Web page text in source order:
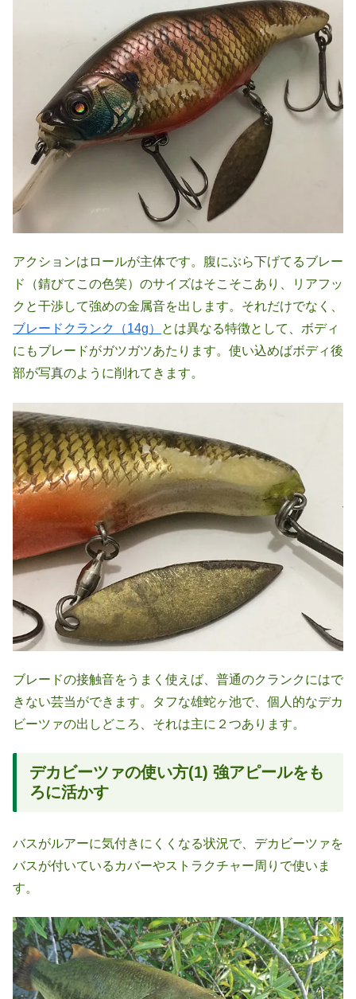
アクションはロールが主体です。腹にぶら下げてるブレー
ド（錆びてこの色笑）のサイズはそこそこあり、リアフッ
クと干渉して強めの金属音を出します。それだけでなく、
ブレードクランク（14g）
とは異なる特徴として、ボディ
にもブレードがガツガツあたります。使い込めばボディ後
部が写真のように削れてきます。
ブレードの接触音をうまく使えば、普通のクランクにはで
きない芸当ができます。タフな雄蛇ヶ池で、個人的なデカ
ビーツァの出しどころ、それは主に２つあります。
デカビーツァの使い方(1) 強アピールをも
ろに活かす
バスがルアーに気付きにくくなる状況で、デカビーツァを
バスが付いているカバーやストラクチャー周りで使いま
す。